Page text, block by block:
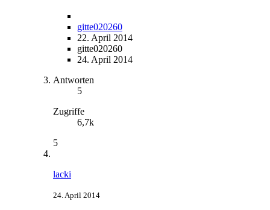
gitte020260
22. April 2014
gitte020260
24. April 2014
Antworten
5
Zugriffe
6,7k
5
lacki
24. April 2014